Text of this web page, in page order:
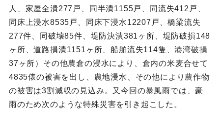
人、家屋全潰277戸、同半潰1155戸、同流失412戸、
同床上浸水8535戸、同床下浸水12207戸、橋梁流失
277件、同破壊85件、堤防決潰381ヶ所、堤防破損148
ヶ所、道路損潰1151ヶ所、船舶流失114隻、港湾破損
37ヶ所）その他農倉の浸水により、倉内の米麦合せて
4835俵の被害を出し、農地浸水、その他により農作物
の被害は3割減収の見込み。又今回の暴風雨では、豪
雨のため次のような特殊災害を引き起こした。